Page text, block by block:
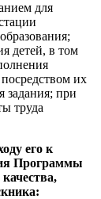
для
детей, в том
их
задания; при
труда
его к
Программы